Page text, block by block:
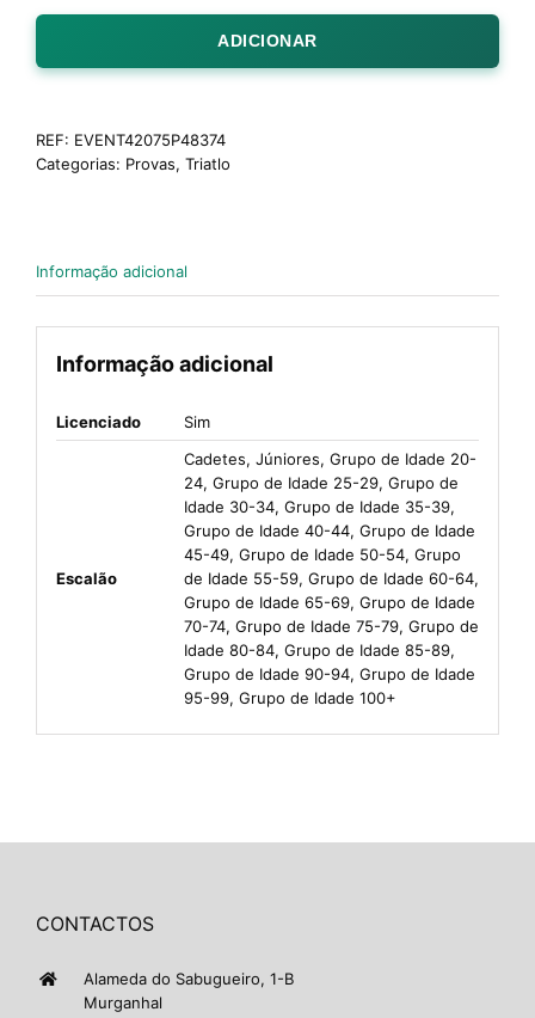
ADICIONAR
REF: EVENT42075P48374
Categorias: Provas, Triatlo
Informação adicional
Informação adicional
Licenciado Sim
Escalão
Cadetes, Júniores, Grupo de Idade 20-
24, Grupo de Idade 25-29, Grupo de
Idade 30-34, Grupo de Idade 35-39,
Grupo de Idade 40-44, Grupo de Idade
45-49, Grupo de Idade 50-54, Grupo
de Idade 55-59, Grupo de Idade 60-64,
Grupo de Idade 65-69, Grupo de Idade
70-74, Grupo de Idade 75-79, Grupo de
Idade 80-84, Grupo de Idade 85-89,
Grupo de Idade 90-94, Grupo de Idade
95-99, Grupo de Idade 100+
CONTACTOS
Alameda do Sabugueiro, 1-B
Murganhal